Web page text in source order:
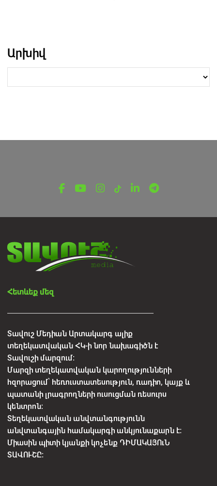
Արխիվ
Հետևեք մեզ
Տավուշ Մեդիան Արտակարգ ալիք
տեղեկատվական ՀԿ-ի նոր նախագիծն է
Տավուշի մարզում:
Մարզի տեղեկատվական կարողությունների
հզորացում՝ հեռուստատեսություն, ռադիո, կայք և
պատանի լրագրողների ուսուցման ռեսուրս
կենտրոն:
Տեղեկատվական անվտանգությունն
անվտանգային համակարգի անկյունաքարն է:
Միասին պիտի կյանքի կոչենք ԴԻՄԱԿԱՅՈւՆ
ՏԱՎՈՒՇԸ: